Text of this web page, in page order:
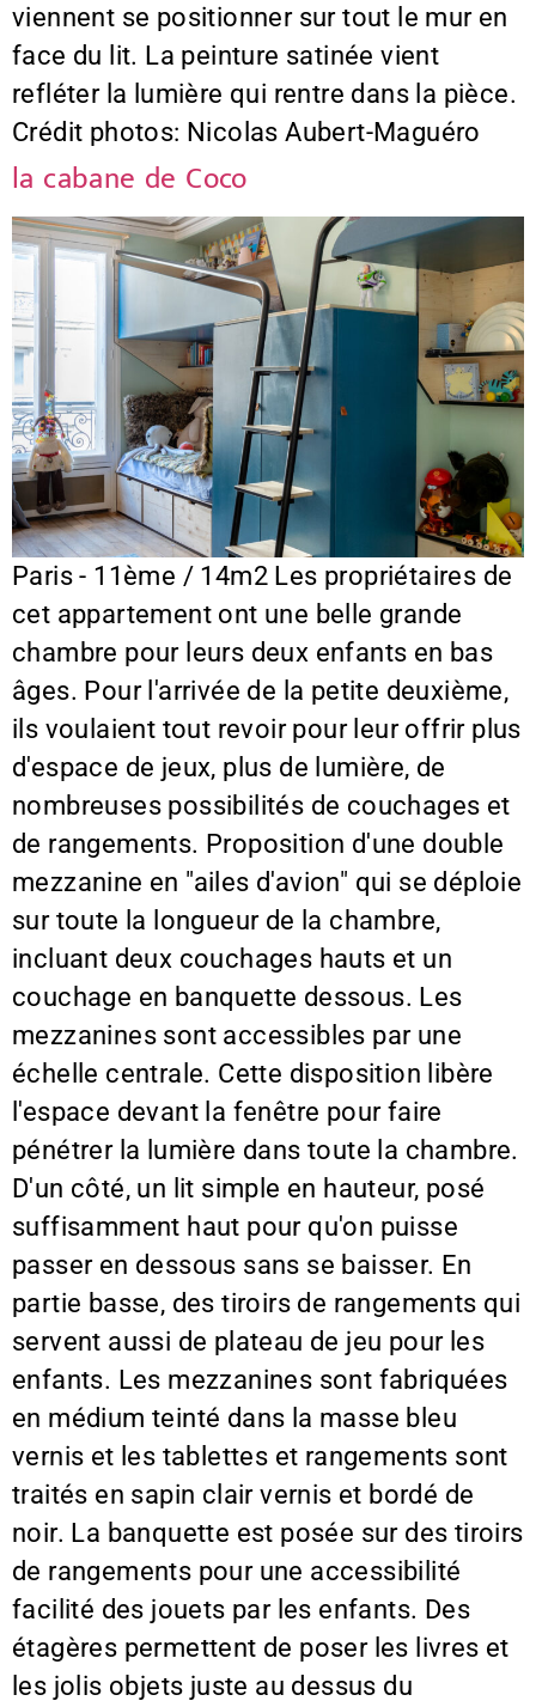
viennent se positionner sur tout le mur en
face du lit. La peinture satinée vient
refléter la lumière qui rentre dans la pièce.
Crédit photos: Nicolas Aubert-Maguéro
la cabane de Coco
Paris - 11ème / 14m2 Les propriétaires de
cet appartement ont une belle grande
chambre pour leurs deux enfants en bas
âges. Pour l'arrivée de la petite deuxième,
ils voulaient tout revoir pour leur offrir plus
d'espace de jeux, plus de lumière, de
nombreuses possibilités de couchages et
de rangements. Proposition d'une double
mezzanine en "ailes d'avion" qui se déploie
sur toute la longueur de la chambre,
incluant deux couchages hauts et un
couchage en banquette dessous. Les
mezzanines sont accessibles par une
échelle centrale. Cette disposition libère
l'espace devant la fenêtre pour faire
pénétrer la lumière dans toute la chambre.
D'un côté, un lit simple en hauteur, posé
suffisamment haut pour qu'on puisse
passer en dessous sans se baisser. En
partie basse, des tiroirs de rangements qui
servent aussi de plateau de jeu pour les
enfants. Les mezzanines sont fabriquées
en médium teinté dans la masse bleu
vernis et les tablettes et rangements sont
traités en sapin clair vernis et bordé de
noir. La banquette est posée sur des tiroirs
de rangements pour une accessibilité
facilité des jouets par les enfants. Des
étagères permettent de poser les livres et
les jolis objets juste au dessus du